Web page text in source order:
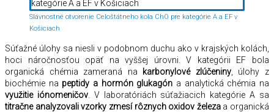
Slávnostné otvorenie Celoštátneho kola ChO pre kategórie A a EF v
Košiciach
Súťažné úlohy sa niesli v podobnom duchu ako v krajských kolách,
hoci náročnosťou opäť na vyššej úrovni. V kategórii EF bola
organická chémia zameraná na karbonylové zlúčeniny, úlohy z
biochémie na peptidy a hormón glukagón a analytická chémia na
využitie iónomeničov. V laboratóriách súťažiacich kategórie A sa
titračne analyzovali vzorky zmesí rôznych oxidov železaa organická